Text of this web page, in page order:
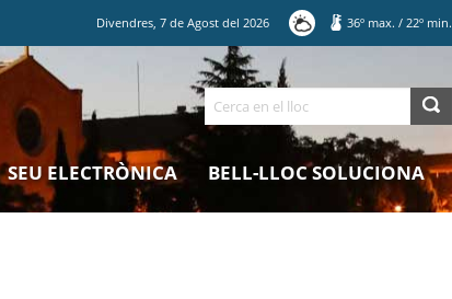
Divendres,7 deAgost del2026 36º max. / 22º min.
Cerca
SEU ELECTRÒNICA BELL-LLOC SOLUCIONA